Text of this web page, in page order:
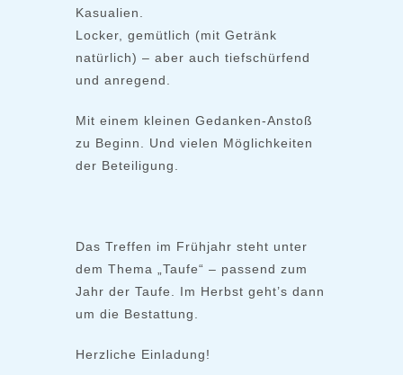
Kasualien.
Locker, gemütlich (mit Getränk
natürlich) – aber auch tiefschürfend
und anregend.
Mit einem kleinen Gedanken-Anstoß
zu Beginn. Und vielen Möglichkeiten
der Beteiligung.
Das Treffen im Frühjahr steht unter
dem Thema „Taufe“ – passend zum
Jahr der Taufe. Im Herbst geht’s dann
um die Bestattung.
Herzliche Einladung!